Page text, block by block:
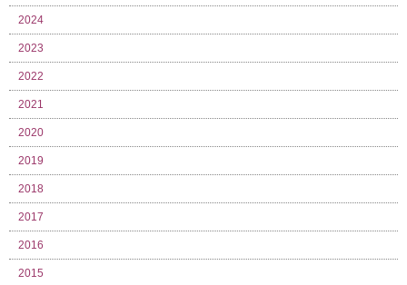
2024
2023
2022
2021
2020
2019
2018
2017
2016
2015